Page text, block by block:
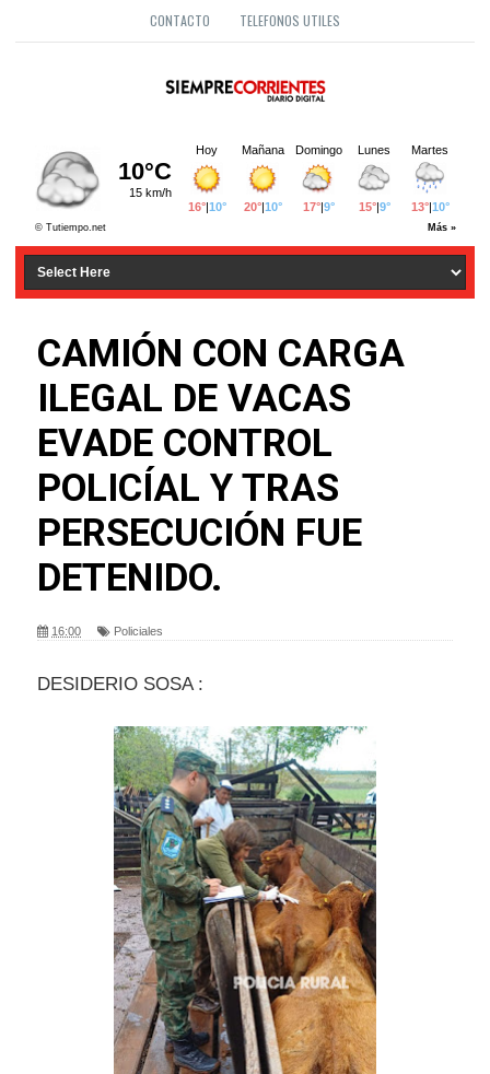
CONTACTO TELEFONOS UTILES
CAMIÓN CON CARGA
ILEGAL DE VACAS
EVADE CONTROL
POLICÍAL Y TRAS
PERSECUCIÓN FUE
DETENIDO.
16:00 Policiales
DESIDERIO SOSA :